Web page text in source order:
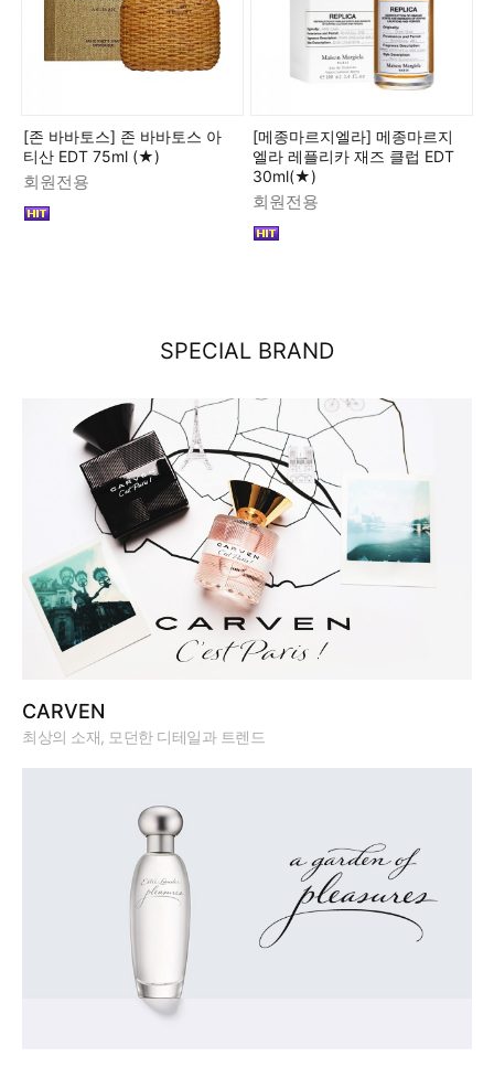
[존 바바토스] 존 바바토스 아
티산 EDT 75ml (★)
회원전용
[메종마르지엘라] 메종마르지
엘라 레플리카 재즈 클럽 EDT
30ml(★)
회원전용
SPECIAL BRAND
CARVEN
최상의 소재, 모던한 디테일과 트렌드